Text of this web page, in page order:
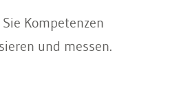
Kompetenzen
und messen.